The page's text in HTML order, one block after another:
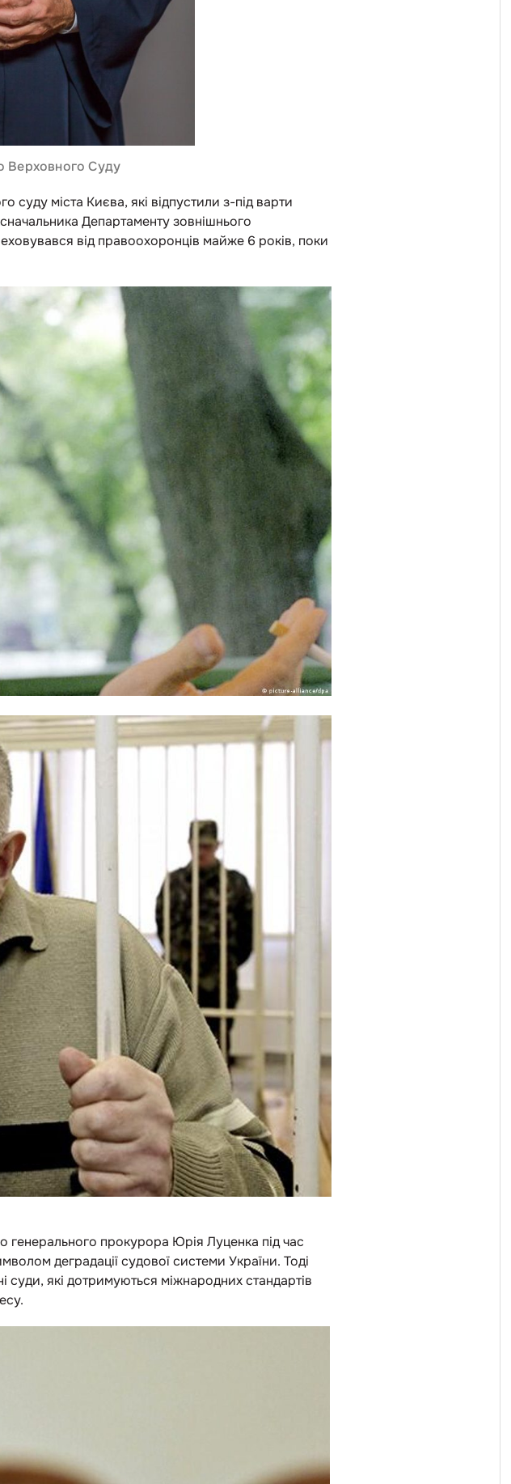
Верховного Суду
суду міста Києва, які відпустили з-під варти
Департаменту зовнішнього
від правоохоронців майже 6 років, поки
прокурора Юрія Луценка під час
деградації судової системи України. Тоді
суди, які дотримуються міжнародних стандартів